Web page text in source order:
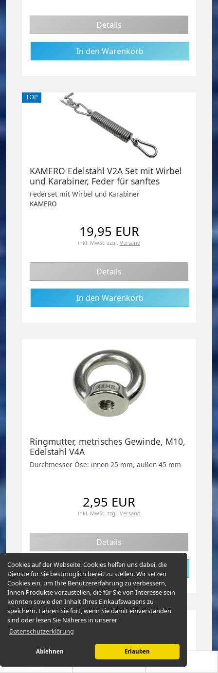
Cookies auf der Webseite:Cookies helfen uns dabei, die
Dienste für Sie bestmöglich bereit zu stellen. Wir setzen
Cookies ein, um Ihre Benutzererfahrung zu verbessern,
Ihnen Produkte vorzustellen, die für Sie von Interesse sein
könnten sowie den Inhalt Ihres Einkaufswagens zu
speichern. Fahren Sie fort, wenn Sie damit einverstanden
sind oder lesen Sie Näheres in unserer
Datenschutzerklärung
Ablehnen Erlauben
Details
TOP
KAMERO Edelstahl V2A Set mit Wirbel
und Karabiner, Feder für sanftes
Schwingen, geeignet für Hängesitze,
Schaukelsitz, Boxsack
Federset mit Wirbel und Karabiner
KAMERO
19,95 EUR
inkl. MwSt. zzgl. Versand
Details
Ringmutter, metrisches Gewinde, M10,
Edelstahl V4A
Durchmesser Öse: innen 25 mm, außen 45 mm
2,95 EUR
inkl. MwSt. zzgl. Versand
Details